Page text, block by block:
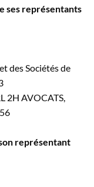
ses représentants
des Sociétés de
2H AVOCATS,
représentant